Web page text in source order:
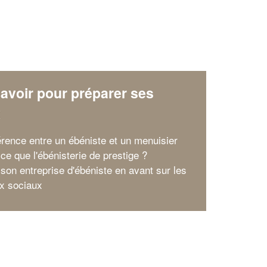
pour préparer ses
entre un ébéniste et un menuisier
que l'ébénisterie de prestige ?
entreprise d'ébéniste en avant sur les
sociaux